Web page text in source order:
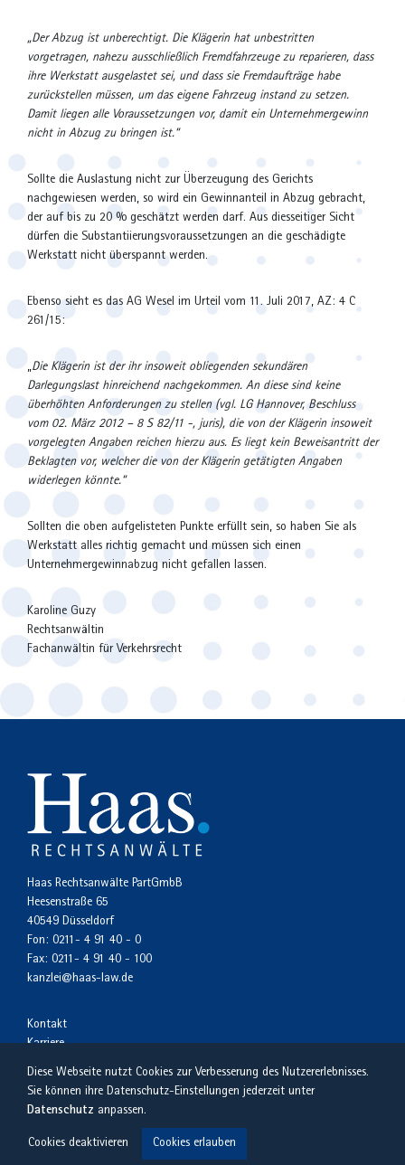
„Der Abzug ist unberechtigt. Die Klägerin hat unbestritten
vorgetragen, nahezu ausschließlich Fremdfahrzeuge zu reparieren, dass
ihre Werkstatt ausgelastet sei, und dass sie Fremdaufträge habe
zurückstellen müssen, um das eigene Fahrzeug instand zu setzen.
Damit liegen alle Voraussetzungen vor, damit ein Unternehmergewinn
nicht in Abzug zu bringen ist.“
Sollte die Auslastung nicht zur Überzeugung des Gerichts
nachgewiesen werden, so wird ein Gewinnanteil in Abzug gebracht,
der auf bis zu 20 % geschätzt werden darf. Aus diesseitiger Sicht
dürfen die Substantiierungsvoraussetzungen an die geschädigte
Werkstatt nicht überspannt werden.
Ebenso sieht es das AG Wesel im Urteil vom 11. Juli 2017, AZ: 4 C
261/15:
„Die Klägerin ist der ihr insoweit obliegenden sekundären
Darlegungslast hinreichend nachgekommen. An diese sind keine
überhöhten Anforderungen zu stellen (vgl. LG Hannover, Beschluss
vom 02. März 2012 – 8 S 82/11 -, juris), die von der Klägerin insoweit
vorgelegten Angaben reichen hierzu aus. Es liegt kein Beweisantritt der
Beklagten vor, welcher die von der Klägerin getätigten Angaben
widerlegen könnte.“
Sollten die oben aufgelisteten Punkte erfüllt sein, so haben Sie als
Werkstatt alles richtig gemacht und müssen sich einen
Unternehmergewinnabzug nicht gefallen lassen.
Karoline Guzy
Rechtsanwältin
Fachanwältin für Verkehrsrecht
Haas Rechtsanwälte PartGmbB
Heesenstraße 65
40549 Düsseldorf
Fon: 0211- 4 91 40 - 0
Fax: 0211- 4 91 40 - 100
kanzlei@haas-law.de
Kontakt
Karriere
Diese Webseite nutzt Cookies zur Verbesserung des Nutzererlebnisses.
Sie können ihre Datenschutz-Einstellungen jederzeit unter
Datenschutz anpassen.
Cookies deaktivieren Cookies erlauben